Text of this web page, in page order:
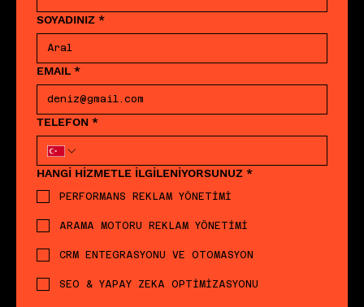
SOYADINIZ *
EMAIL *
TELEFON *
HANGİ HİZMETLE İLGİLENİYORSUNUZ *
PERFORMANS REKLAM YÖNETİMİ
ARAMA MOTORU REKLAM YÖNETİMİ
CRM ENTEGRASYONU VE OTOMASYON
SEO & YAPAY ZEKA OPTİMİZASYONU